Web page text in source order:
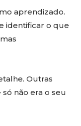
aprendizado.
identificar o que
Outras
não era o seu